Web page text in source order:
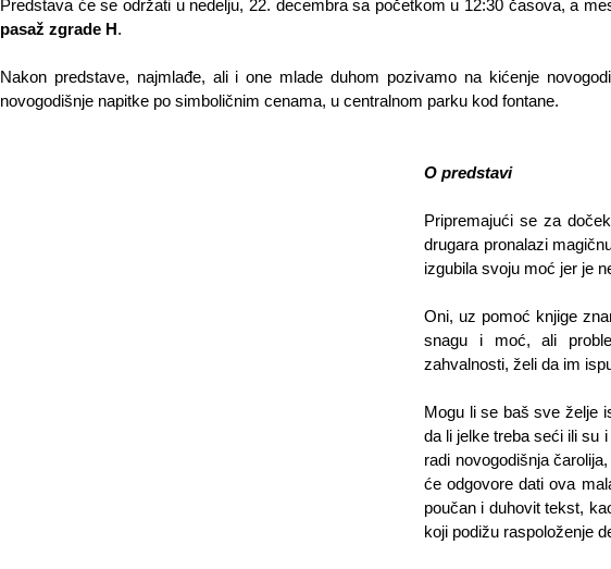
pasaž zgrade H.
Nakon predstave, najmlađe, ali i one mlade duhom pozivamo na kićenje
novogodišnje napitke po simboličnim cenama, u centralnom parku kod fontane.
O predstavi
Pripremajući se za
drugara pronalazi
izgubila svoju moć jer je
Oni, uz pomoć knjige
snagu i moć, ali
zahvalnosti, želi da im
Mogu li se baš sve želje
da li jelke treba seći ili su
radi novogodišnja
će odgovore dati ova
poučan i duhovit tekst,
koji podižu raspoloženje